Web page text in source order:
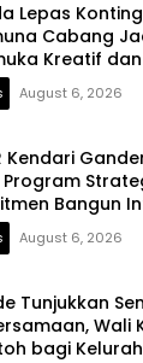
Lepas
Cabang
Kreatif
August 6, 2026
Kendari
Program
Bangun
August 6, 2026
Tunjukkan
Wali
bagi